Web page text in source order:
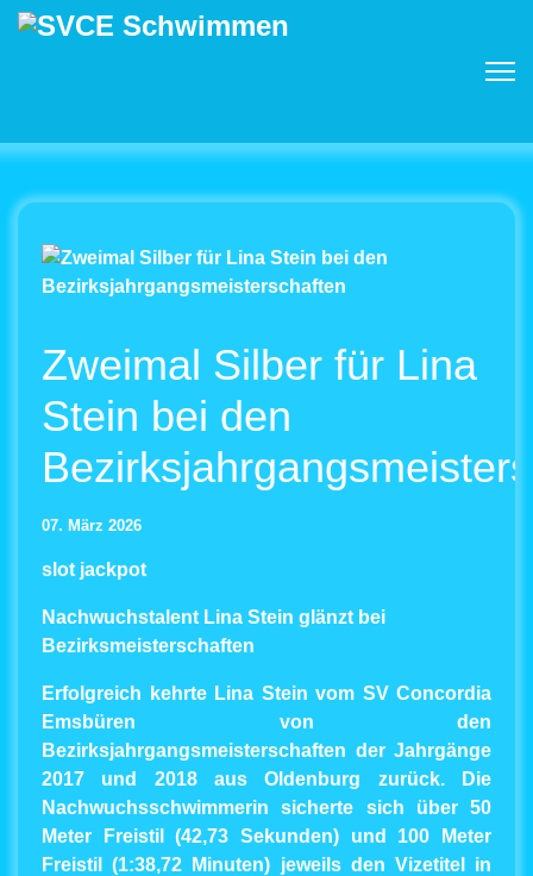
Zweimal Silber für Lina
Stein bei den
07. März 2026
slot jackpot
Nachwuchstalent Lina Stein glänzt bei
Bezirksmeisterschaften
Erfolgreich kehrte Lina Stein vom SV Concordia
Emsbüren von den
Bezirksjahrgangsmeisterschaften der Jahrgänge
2017 und 2018 aus Oldenburg zurück. Die
Nachwuchsschwimmerin sicherte sich über 50
Meter Freistil (42,73 Sekunden) und 100 Meter
Freistil (1:38,72 Minuten) jeweils den Vizetitel in